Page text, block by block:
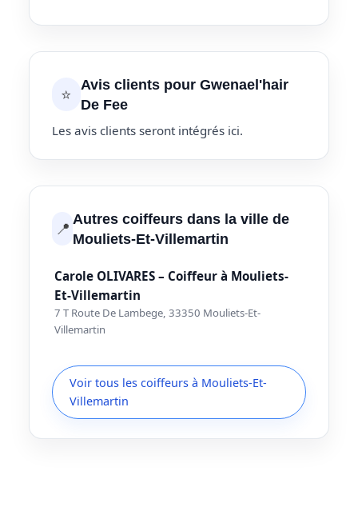
⭐
Avis clients pour Gwenael'hair
De Fee
Les avis clients seront intégrés ici.
📍 Autres coiffeurs dans la ville de
Mouliets-Et-Villemartin
Carole OLIVARES – Coiffeur à Mouliets-
Et-Villemartin
7 T Route De Lambege, 33350 Mouliets-Et-
Villemartin
Voir tous les coiffeurs à Mouliets-Et-
Villemartin